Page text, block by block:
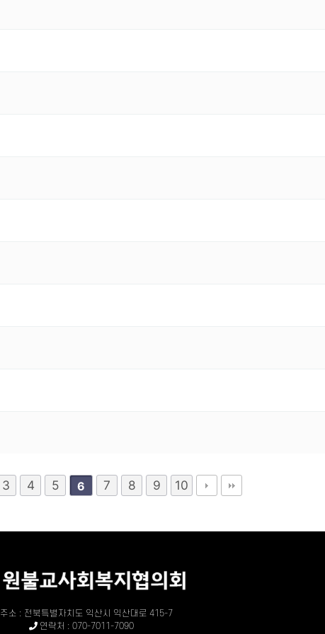
3 4 5 6 7 8 9 10
주소 : 전북특별자치도 익산시 익산대로 415-7
연락처 : 070-7011-7090